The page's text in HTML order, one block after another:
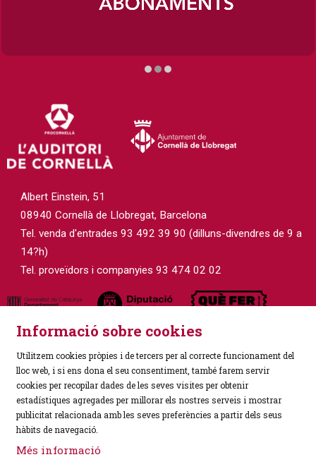
Albert Einstein, 51
08940 Cornellà de Llobregat, Barcelona
Tel. venda d'entrades 93 492 39 90 (dilluns-divendres de 9 a
14?h)
Tel. proveïdors i companyies 93 474 02 02
Sitemap | Avís Legal | Política de Privacitat
|
Ús de Cookies
|
Informació sobre cookies
Utilitzem cookies pròpies i de tercers per al correcte funcionament del
lloc web, i si ens dona el seu consentiment, també farem servir
cookies per recopilar dades de les seves visites per obtenir
estadístiques agregades per millorar els nostres serveis i mostrar
publicitat relacionada amb les seves preferències a partir dels seus
hàbits de navegació.
Més informació